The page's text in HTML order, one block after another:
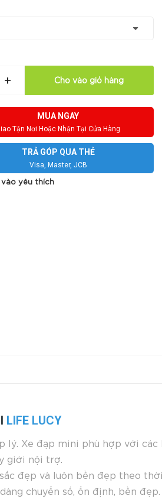
+ Cho vào giỏ hàng
MUA NGAY
Tận Nơi Hoặc Nhận Tại Cửa Hàng
TRẢ GÓP QUA THẺ
Visa, Master, JCB
vào yêu thích
LIFE LUCY
Xe đạp mini phù hợp với các
giới nội trợ.
đẹp và luôn bền đẹp theo
chuyển số, ổn định, bền đẹp.